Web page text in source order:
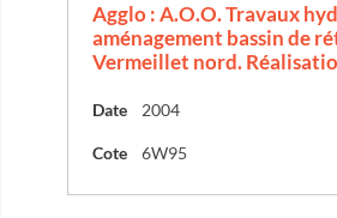
Agglo : A.O.O. Travaux
aménagement bassin de
Vermeillet nord.
Date 2004
Cote 6W95